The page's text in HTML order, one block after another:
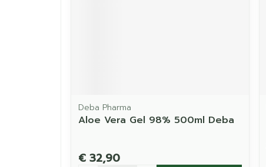
Deba Pharma
Aloe Vera Gel 98% 500ml Deba
€ 32,90